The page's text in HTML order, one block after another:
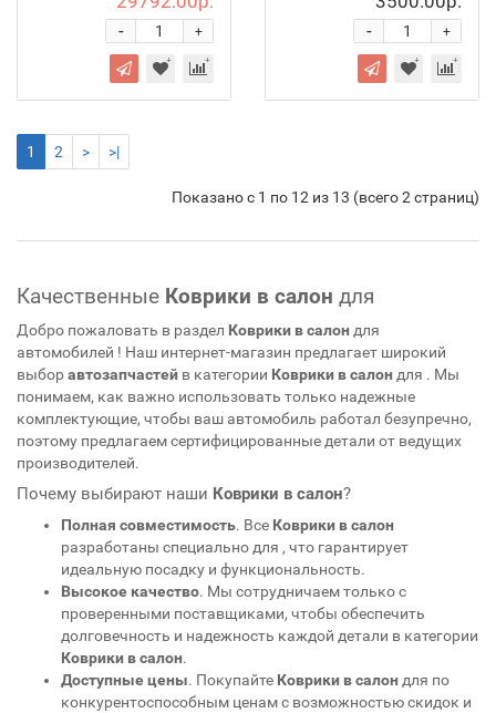
+
- +
-
1 2 > >|
Показано с 1 по 12 из 13 (всего 2 страниц)
Качественные Коврики в салон для
Добро пожаловать в раздел Коврики в салон для
автомобилей ! Наш интернет-магазин предлагает широкий
выборавтозапчастей в категории Коврики в салон для . Мы
понимаем, как важно использовать только надежные
комплектующие, чтобы ваш автомобиль работал безупречно,
поэтому предлагаем сертифицированные детали от ведущих
производителей.
Почему выбирают наши Коврики в салон?
Полная совместимость. Все Коврики в салон
разработаны специально для , что гарантирует
идеальную посадку и функциональность.
Высокое качество. Мы сотрудничаем только с
проверенными поставщиками, чтобы обеспечить
долговечность и надежность каждой детали в категории
Коврики в салон.
Доступные цены. Покупайте Коврики в салон для по
конкурентоспособным ценам с возможностью скидок и